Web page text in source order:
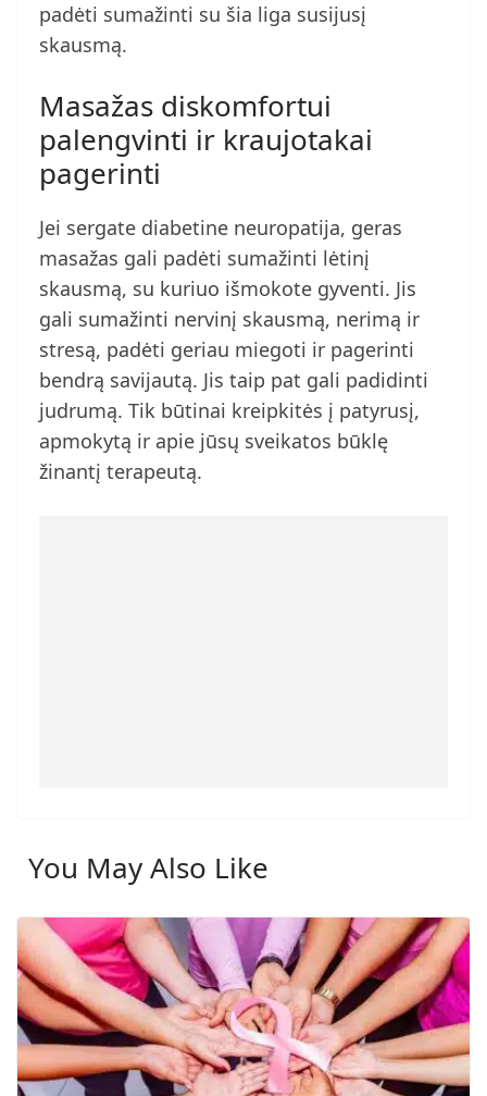
padėti sumažinti su šia liga susijusį
skausmą.
Masažas diskomfortui
palengvinti ir kraujotakai
pagerinti
Jei sergate diabetine neuropatija, geras
masažas gali padėti sumažinti lėtinį
skausmą, su kuriuo išmokote gyventi. Jis
gali sumažinti nervinį skausmą, nerimą ir
stresą, padėti geriau miegoti ir pagerinti
bendrą savijautą. Jis taip pat gali padidinti
judrumą. Tik būtinai kreipkitės į patyrusį,
apmokytą ir apie jūsų sveikatos būklę
žinantį terapeutą.
You May Also Like